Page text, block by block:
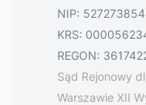
NIP:
KRS:
REGON:
Sąd Rejonowy
Warszawie XII